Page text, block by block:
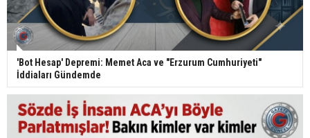
'Bot Hesap' Depremi: Memet Aca ve "Erzurum Cumhuriyeti"
İddiaları Gündemde